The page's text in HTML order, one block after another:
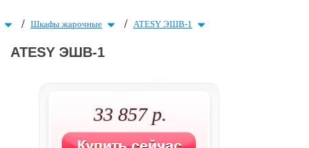
/ Шкафы жарочные / ATESY ЭШВ-1
ATESY ЭШВ-1
33 857 р.